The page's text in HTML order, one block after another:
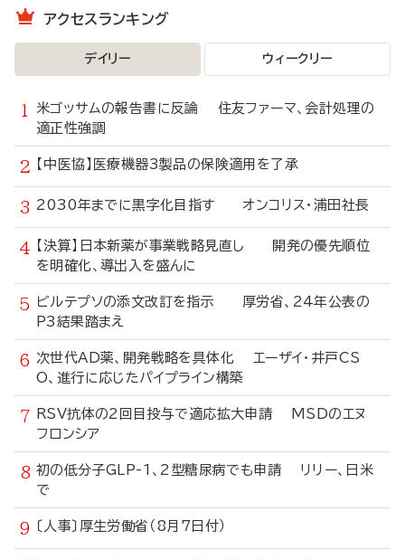
アクセスランキング
デイリー ウィークリー
米ゴッサムの報告書に反論 住友ファーマ、会計処理の
適正性強調
【中医協】医療機器3製品の保険適用を了承
2030年までに黒字化目指す オンコリス・浦田社長
【決算】日本新薬が事業戦略見直し 開発の優先順位
を明確化、導出入を盛んに
ビルテプソの添文改訂を指示 厚労省、24年公表の
P3結果踏まえ
次世代AD薬、開発戦略を具体化 エーザイ・井戸CS
O、進行に応じたパイプライン構築
RSV抗体の2回目投与で適応拡大申請 MSDのエヌ
フロンシア
初の低分子GLP-1、2型糖尿病でも申請 リリー、日米
で
〔人事〕厚生労働省（8月7日付）